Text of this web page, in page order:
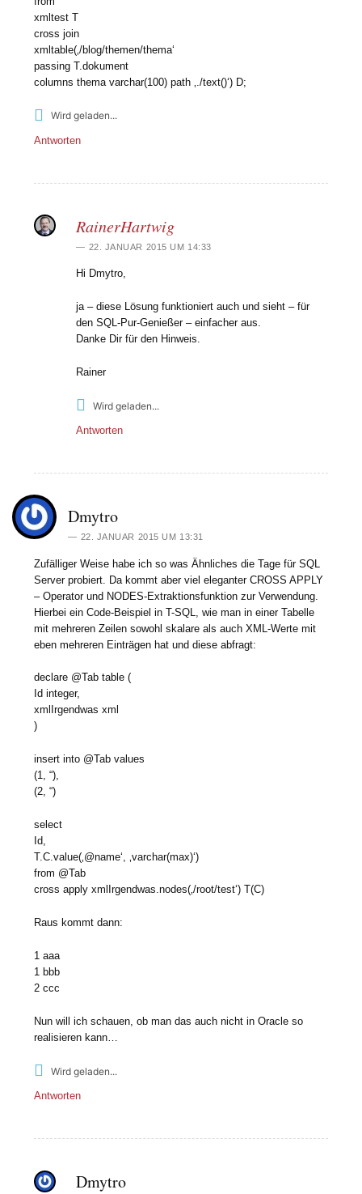
xmltest T
cross join
xmltable(‚/blog/themen/thema‘
passing T.dokument
columns thema varchar(100) path ‚./text()‘) D;
Wird geladen...
Antworten
RainerHartwig
22. JANUAR 2015 UM 14:33
Hi Dmytro,
ja – diese Lösung funktioniert auch und sieht – für
den SQL-Pur-Genießer – einfacher aus.
Danke Dir für den Hinweis.
Rainer
Wird geladen...
Antworten
Dmytro
22. JANUAR 2015 UM 13:31
Zufälliger Weise habe ich so was Ähnliches die Tage für SQL
Server probiert. Da kommt aber viel eleganter CROSS APPLY
– Operator und NODES-Extraktionsfunktion zur Verwendung.
Hierbei ein Code-Beispiel in T-SQL, wie man in einer Tabelle
mit mehreren Zeilen sowohl skalare als auch XML-Werte mit
eben mehreren Einträgen hat und diese abfragt:
declare @Tab table (
Id integer,
xmlIrgendwas xml
)
insert into @Tab values
(1, “),
(2, “)
select
Id,
T.C.value(‚@name‘, ‚varchar(max)‘)
from @Tab
cross apply xmlIrgendwas.nodes(‚/root/test‘) T(C)
Raus kommt dann:
1 aaa
1 bbb
2 ccc
Nun will ich schauen, ob man das auch nicht in Oracle so
realisieren kann…
Wird geladen...
Antworten
Dmytro